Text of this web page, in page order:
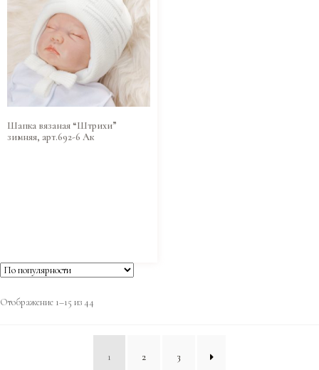
Шапка вязаная “Штрихи”
зимняя, арт.692-6 Ак
Отображение 1–15 из 44
1 2 3